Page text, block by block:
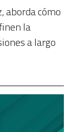
aborda cómo
la
a largo